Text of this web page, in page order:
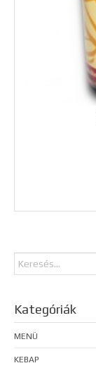
Kategóriák
MENÜ
KEBAP